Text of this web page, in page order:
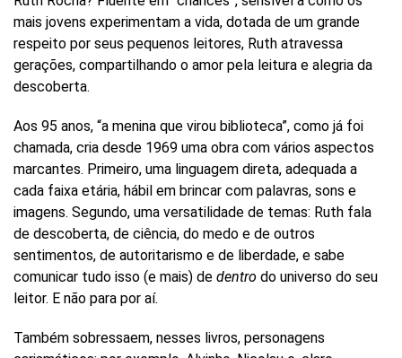
mais jovens experimentam a vida, dotada de um grande
respeito por seus pequenos leitores, Ruth atravessa
gerações, compartilhando o amor pela leitura e alegria da
descoberta.
Aos 95 anos, “a menina que virou biblioteca”, como já foi
chamada, cria desde 1969 uma obra com vários aspectos
marcantes. Primeiro, uma linguagem direta, adequada a
cada faixa etária, hábil em brincar com palavras, sons e
imagens. Segundo, uma versatilidade de temas: Ruth fala
de descoberta, de ciência, do medo e de outros
sentimentos, de autoritarismo e de liberdade, e sabe
comunicar tudo isso (e mais) de dentro do universo do seu
leitor. E não para por aí.
Também sobressaem, nesses livros, personagens